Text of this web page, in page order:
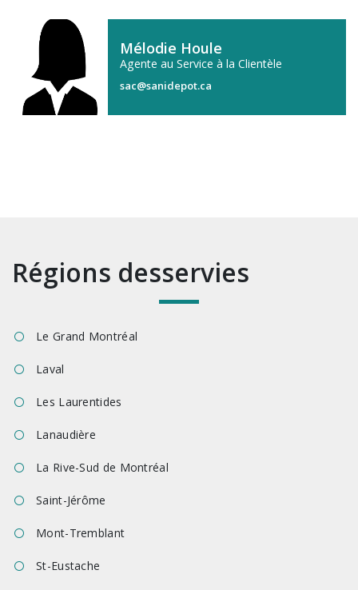
Mélodie Houle
Agente au Service à la Clientèle
sac@sanidepot.ca
Régions desservies
Le Grand Montréal
Laval
Les Laurentides
Lanaudière
La Rive-Sud de Montréal
Saint-Jérôme
Mont-Tremblant
St-Eustache